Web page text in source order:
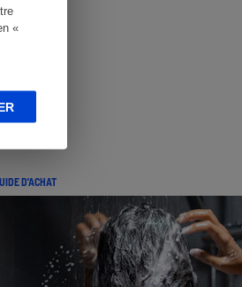
«
D'ACHAT